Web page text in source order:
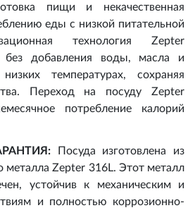
пищи и некачественная
еды с низкой питательной
технология Zepter
без добавления воды, масла и
температурах, сохраняя
Переход на посуду Zepter
потребление калорий
Посуда изготовлена из
металла Zepter 316L. Этот металл
устойчив к механическим и
и полностью коррозионно-